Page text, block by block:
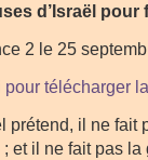
d’Israël pour
2 le 25
télécharger
prétend, il ne fait
et il ne fait pas